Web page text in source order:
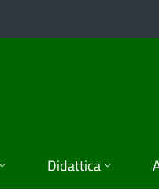
Didattica